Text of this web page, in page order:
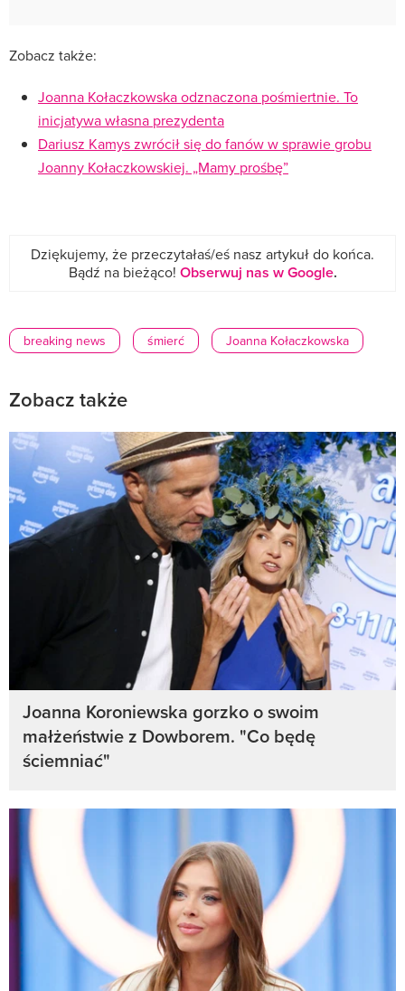
Zobacz także:
Joanna Kołaczkowska odznaczona pośmiertnie. To
inicjatywa własna prezydenta
Dariusz Kamys zwrócił się do fanów w sprawie grobu
Joanny Kołaczkowskiej. „Mamy prośbę”
Dziękujemy, że przeczytałaś/eś nasz artykuł do końca.
Bądź na bieżąco! Obserwuj nas w Google.
breaking news śmierć Joanna Kołaczkowska
Zobacz także
Joanna Koroniewska gorzko o swoim
małżeństwie z Dowborem. "Co będę
ściemniać"